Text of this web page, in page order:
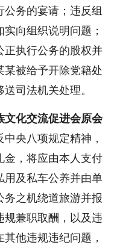
务的宴请；违反组
向组织说明问题；
正执行公务的股权并
某被给予开除党籍处
司法机关处理。
文化交流促进会原会
中央八项规定精神，
金，将应由本人支付
用及私车公养并由单
务之机绕道旅游并报
规兼职取酬，以及违
他违规违纪问题，